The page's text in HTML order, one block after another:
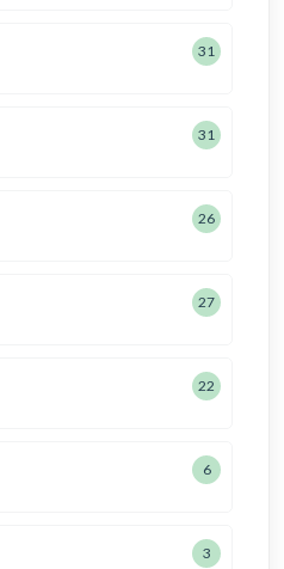
31
31
26
27
22
6
3